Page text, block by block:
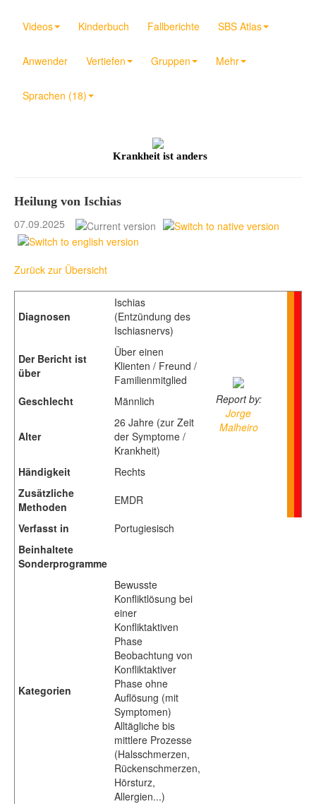
Videos Kinderbuch Fallberichte SBS Atlas
Anwender Vertiefen Gruppen Mehr
Sprachen (18)
Krankheit ist anders
Heilung von Ischias
07.09.2025
Zurück zur Übersicht
Diagnosen
Ischias
(Entzündung des
Ischiasnervs)
Report by:
Jorge
Malheiro
Der Bericht ist
über
Über einen
Klienten / Freund /
Familienmitglied
Geschlecht
Männlich
Alter
26 Jahre (zur Zeit
der Symptome /
Krankheit)
Händigkeit
Rechts
Zusätzliche
Methoden
EMDR
Verfasst in
Portugiesisch
Beinhaltete
Sonderprogramme
Kategorien
Bewusste
Konfliktlösung bei
einer
Konfliktaktiven
Phase
Beobachtung von
Konfliktaktiver
Phase ohne
Auflösung (mit
Symptomen)
Alltägliche bis
mittlere Prozesse
(Halsschmerzen,
Rückenschmerzen,
Hörsturz,
Allergien...)